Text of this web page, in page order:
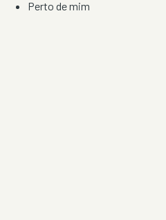
Perto de mim